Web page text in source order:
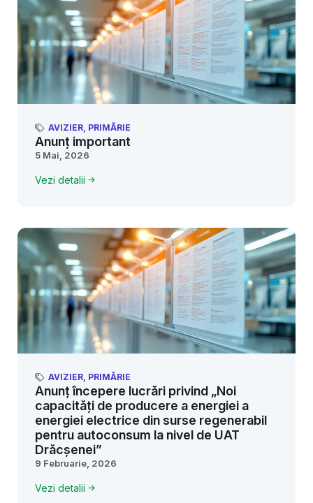
AVIZIER, PRIMĂRIE
Anunț important
5 Mai, 2026
Vezi detalii
AVIZIER, PRIMĂRIE
Anunț începere lucrări privind „Noi
capacități de producere a energiei a
energiei electrice din surse regenerabil
pentru autoconsum la nivel de UAT
Drăcșenei”
9 Februarie, 2026
Vezi detalii